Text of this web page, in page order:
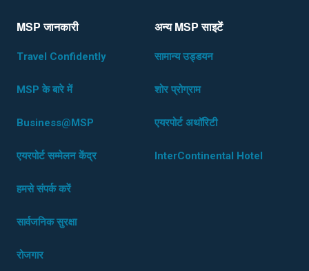
MSP जानकारी
Travel Confidently
MSP के बारे में
Business@MSP
एयरपोर्ट सम्मेलन केंद्र
हमसे संपर्क करें
सार्वजनिक सुरक्षा
रोजगार
अन्य MSP साइटेंं
सामान्य उड्डयन
शोर प्रोग्राम
एयरपोर्ट अथॉरिटी
InterContinental Hotel